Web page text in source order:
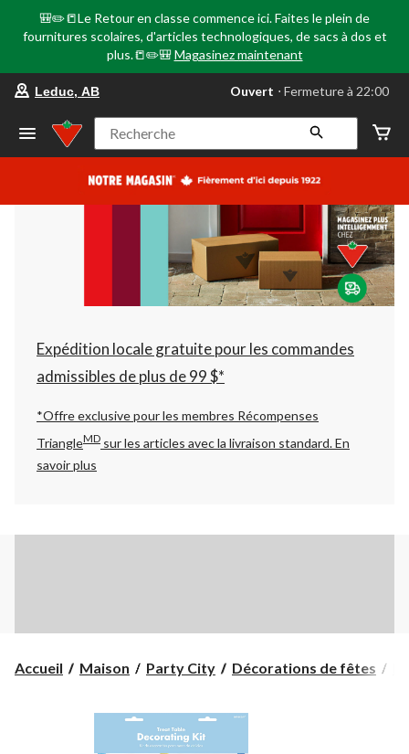
🎒✏️📒Le Retour en classe commence ici. Faites le plein de
fournitures scolaires, d'articles technologiques, de sacs à dos et
plus.📒✏️🎒 Magasinez maintenant
votre
préféré
Leduc,
AB,
courament
Fermeture
à
22:00
cliquer
pour
changer
Leduc, AB Ouvert ⋅ Fermeture à 22:00
Recherche
Expédition locale gratuite pour les commandes
admissibles de plus de 99 $*
*Offre exclusive pour les membres Récompenses
TriangleMD sur les articles avec la livraison standard.En
savoir plus
Accueil Maison Party City Décorations de fêtes